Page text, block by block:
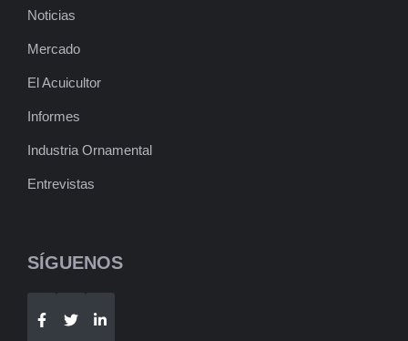
Noticias
Mercado
El Acuicultor
Informes
Industria Ornamental
Entrevistas
SÍGUENOS